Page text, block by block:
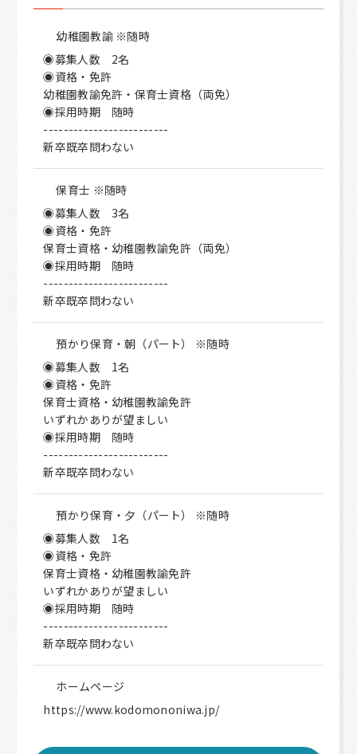
幼稚園教諭 ※随時
◉募集人数 2名
◉資格・免許
幼稚園教諭免許・保育士資格（両免）
◉採用時期 随時
-------------------------
新卒既卒問わない
保育士 ※随時
◉募集人数 3名
◉資格・免許
保育士資格・幼稚園教諭免許（両免）
◉採用時期 随時
-------------------------
新卒既卒問わない
預かり保育・朝（パート） ※随時
◉募集人数 1名
◉資格・免許
保育士資格・幼稚園教諭免許
いずれかありが望ましい
◉採用時期 随時
-------------------------
新卒既卒問わない
預かり保育・夕（パート） ※随時
◉募集人数 1名
◉資格・免許
保育士資格・幼稚園教諭免許
いずれかありが望ましい
◉採用時期 随時
-------------------------
新卒既卒問わない
ホームページ
https://www.kodomononiwa.jp/